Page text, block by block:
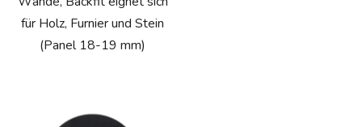
für Holz, Furnier und Stein
(Panel 18-19 mm)